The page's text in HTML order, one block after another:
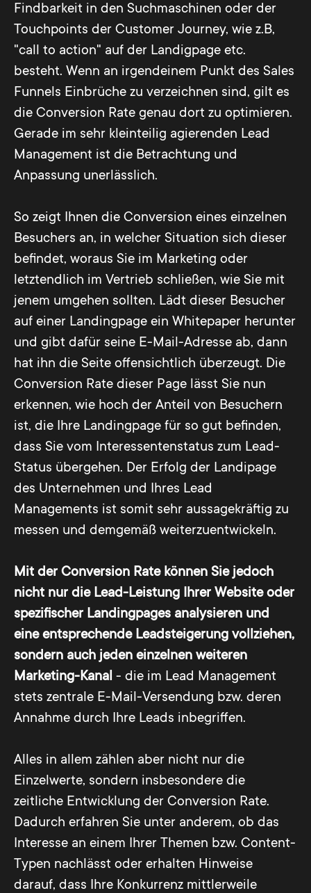
Findbarkeit in den Suchmaschinen oder der
Touchpoints der Customer Journey, wie z.B,
"call to action" auf der Landigpage etc.
besteht. Wenn an irgendeinem Punkt des Sales
Funnels Einbrüche zu verzeichnen sind, gilt es
die Conversion Rate genau dort zu optimieren.
Gerade im sehr kleinteilig agierenden Lead
Management ist die Betrachtung und
Anpassung unerlässlich.
So zeigt Ihnen die Conversion eines einzelnen
Besuchers an, in welcher Situation sich dieser
befindet, woraus Sie im Marketing oder
letztendlich im Vertrieb schließen, wie Sie mit
jenem umgehen sollten. Lädt dieser Besucher
auf einer Landingpage ein Whitepaper herunter
und gibt dafür seine E-Mail-Adresse ab, dann
hat ihn die Seite offensichtlich überzeugt. Die
Conversion Rate dieser Page lässt Sie nun
erkennen, wie hoch der Anteil von Besuchern
ist, die Ihre Landingpage für so gut befinden,
dass Sie vom Interessentenstatus zum Lead-
Status übergehen. Der Erfolg der Landipage
des Unternehmen und Ihres Lead
Managements ist somit sehr aussagekräftig zu
messen und demgemäß weiterzuentwickeln.
Mit der Conversion Rate können Sie jedoch
nicht nur die Lead-Leistung Ihrer Website oder
spezifischer Landingpages analysieren und
eine entsprechende Leadsteigerung vollziehen,
sondern auch jeden einzelnen weiteren
Marketing-Kanal - die im Lead Management
stets zentrale E-Mail-Versendung bzw. deren
Annahme durch Ihre Leads inbegriffen.
Alles in allem zählen aber nicht nur die
Einzelwerte, sondern insbesondere die
zeitliche Entwicklung der Conversion Rate.
Dadurch erfahren Sie unter anderem, ob das
Interesse an einem Ihrer Themen bzw. Content-
Typen nachlässt oder erhalten Hinweise
darauf, dass Ihre Konkurrenz mittlerweile